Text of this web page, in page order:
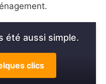
été aussi simple.
clics